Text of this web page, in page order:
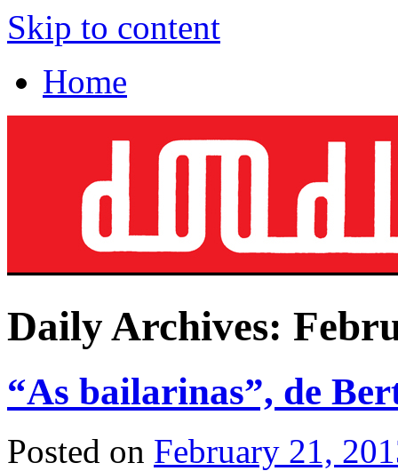
Skip to content
Home
Daily Archives:
“As bailarinas”, de
Posted on February 21,